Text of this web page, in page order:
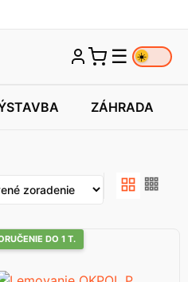
☰ ☀️
ZÁHRADA
DO 1 T.